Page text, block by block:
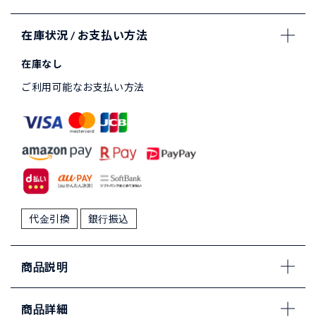
在庫状況 / お支払い方法
在庫なし
ご利用可能なお支払い方法
代金引換 銀行振込
商品説明
商品詳細